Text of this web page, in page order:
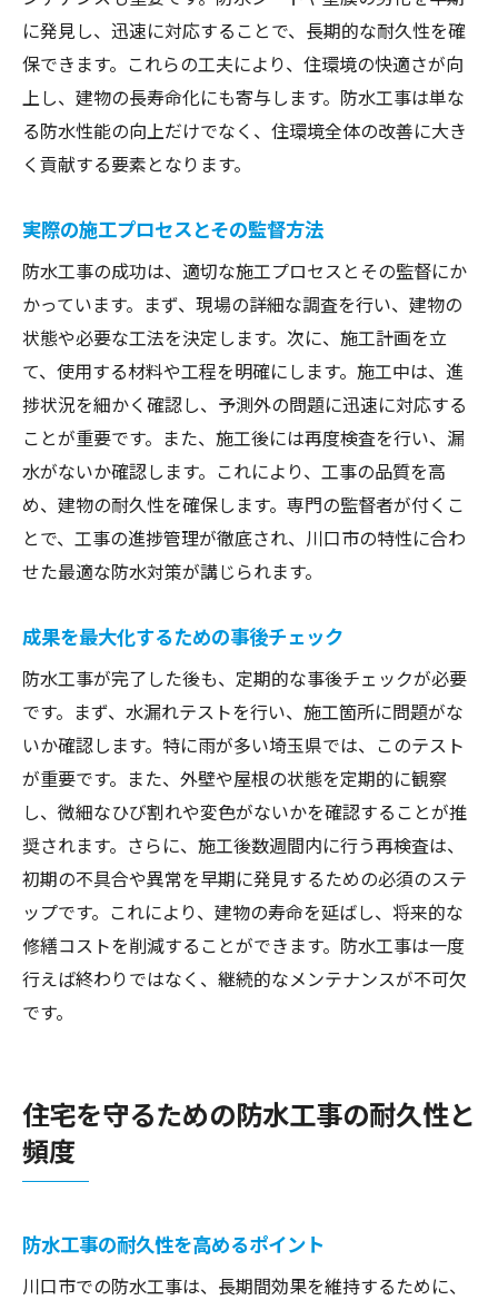
に発見し、迅速に対応することで、長期的な耐久性を確
保できます。これらの工夫により、住環境の快適さが向
上し、建物の長寿命化にも寄与します。防水工事は単な
る防水性能の向上だけでなく、住環境全体の改善に大き
く貢献する要素となります。
実際の施工プロセスとその監督方法
防水工事の成功は、適切な施工プロセスとその監督にか
かっています。まず、現場の詳細な調査を行い、建物の
状態や必要な工法を決定します。次に、施工計画を立
て、使用する材料や工程を明確にします。施工中は、進
捗状況を細かく確認し、予測外の問題に迅速に対応する
ことが重要です。また、施工後には再度検査を行い、漏
水がないか確認します。これにより、工事の品質を高
め、建物の耐久性を確保します。専門の監督者が付くこ
とで、工事の進捗管理が徹底され、川口市の特性に合わ
せた最適な防水対策が講じられます。
成果を最大化するための事後チェック
防水工事が完了した後も、定期的な事後チェックが必要
です。まず、水漏れテストを行い、施工箇所に問題がな
いか確認します。特に雨が多い埼玉県では、このテスト
が重要です。また、外壁や屋根の状態を定期的に観察
し、微細なひび割れや変色がないかを確認することが推
奨されます。さらに、施工後数週間内に行う再検査は、
初期の不具合や異常を早期に発見するための必須のステ
ップです。これにより、建物の寿命を延ばし、将来的な
修繕コストを削減することができます。防水工事は一度
行えば終わりではなく、継続的なメンテナンスが不可欠
です。
住宅を守るための防水工事の耐久性と
頻度
防水工事の耐久性を高めるポイント
川口市での防水工事は、長期間効果を維持するために、